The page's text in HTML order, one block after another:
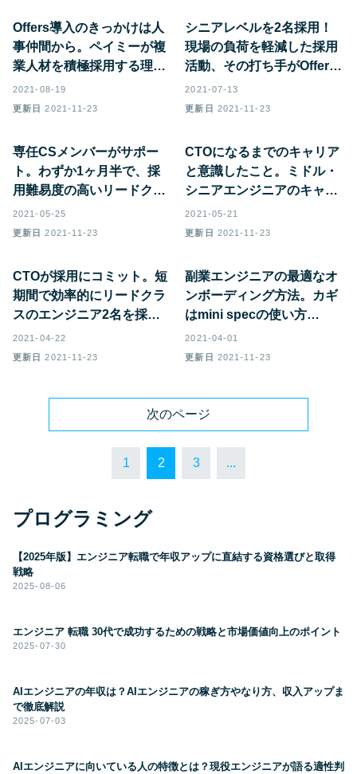
Offers導入のきっかけは人
事仲間から。ペイミーが複
業人材を積極採用する理由
とは？
2021-08-19
更新日2021-11-23
シニアレベルを2名採用！
現場の負荷を軽減した採用
活動、その打ち手がOffers
だった
2021-07-13
更新日 2021-11-23
専任CSメンバーがサポー
ト。わずか1ヶ月半で、採
用難易度の高いリードクラ
ス2名の採用に成功！
2021-05-25
更新日2021-11-23
CTOになるまでのキャリア
と意識したこと。ミドル・
シニアエンジニアのキャリ
アの築き方
2021-05-21
更新日 2021-11-23
CTOが採用にコミット。短
期間で効率的にリードクラ
スのエンジニア2名を採用
できた理由とは
2021-04-22
更新日2021-11-23
副業エンジニアの最適なオ
ンボーディング方法。カギ
はmini specの使い方
【CTO×CPO対談】
2021-04-01
更新日 2021-11-23
次のページ
1 2 3 ...
プログラミング
【2025年版】エンジニア転職で年収アップに直結する資格選びと取得
戦略
2025-08-06
エンジニア 転職 30代で成功するための戦略と市場価値向上のポイント
2025-07-30
AIエンジニアの年収は？AIエンジニアの稼ぎ方やなり方、収入アップま
で徹底解説
2025-07-03
AIエンジニアに向いている人の特徴とは？現役エンジニアが語る適性判